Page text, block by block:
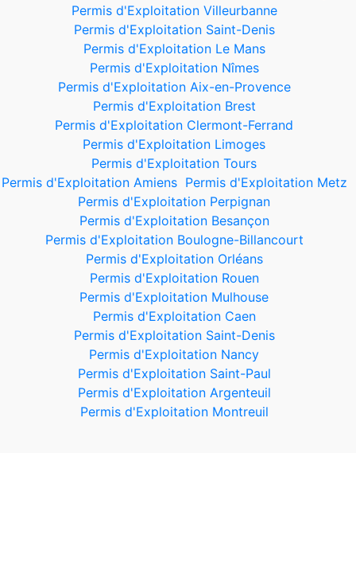
Permis d'Exploitation Villeurbanne
Permis d'Exploitation Saint-Denis
Permis d'Exploitation Le Mans
Permis d'Exploitation Nîmes
Permis d'Exploitation Aix-en-Provence
Permis d'Exploitation Brest
Permis d'Exploitation Clermont-Ferrand
Permis d'Exploitation Limoges
Permis d'Exploitation Tours
Permis d'Exploitation Amiens Permis d'Exploitation Metz
Permis d'Exploitation Perpignan
Permis d'Exploitation Besançon
Permis d'Exploitation Boulogne-Billancourt
Permis d'Exploitation Orléans
Permis d'Exploitation Rouen
Permis d'Exploitation Mulhouse
Permis d'Exploitation Caen
Permis d'Exploitation Saint-Denis
Permis d'Exploitation Nancy
Permis d'Exploitation Saint-Paul
Permis d'Exploitation Argenteuil
Permis d'Exploitation Montreuil